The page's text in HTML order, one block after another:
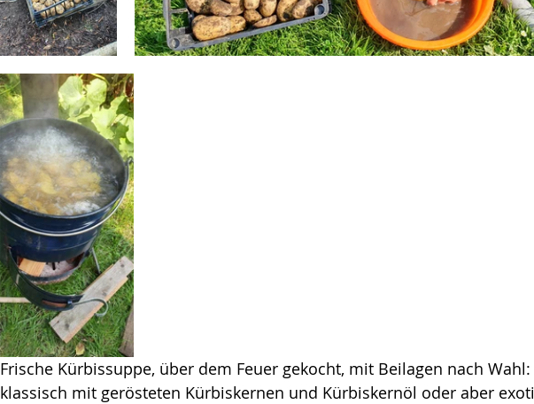
Frische Kürbissuppe, über dem Feuer gekocht, mit Beilagen nach
klassisch mit gerösteten Kürbiskernen und Kürbiskernöl oder aber